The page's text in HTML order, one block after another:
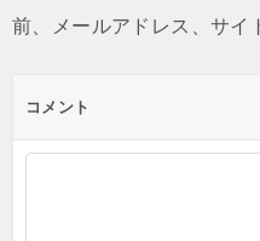
前、メールアドレス、サイ
コメント